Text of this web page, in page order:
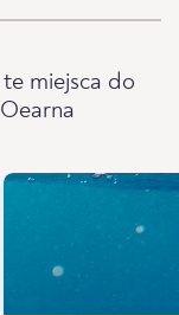
miejsca do